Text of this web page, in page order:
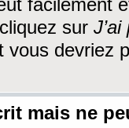
facilement
sur
vous devriez
mais ne